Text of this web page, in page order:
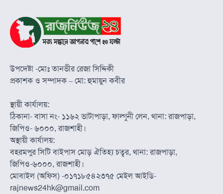
উপদেষ্টা -মোঃ তানভীর রেজা সিদ্দিকী
প্রকাশক ও সম্পাদক – মো: হুমায়ুন কবীর
স্থায়ী কার্যালয়:
ঠিকানা- বাসা নং- ১১৬২ ভাটাপাড়া, ফাল্গুনী লেন, থানা: রাজপাড়া,
জিপিও- ৬০০০, রাজশাহী।
অস্থায়ী কার্যালয়:
বহরমপুর সিটি বাইপাস মোড় ঐতিহ্য চত্বর, থানা: রাজপাড়া,
জিপিও-৬০০০, রাজশাহী।
মোবাইল (অফিস) -০১৭১৮৫৪২৩৭৫ মেইল আইডি-
rajnews24hk@gmail.com